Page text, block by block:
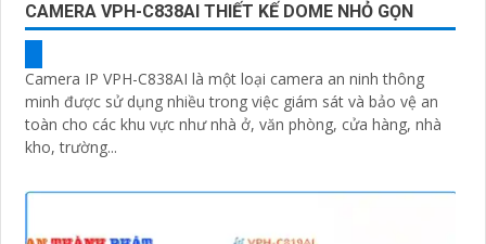
CAMERA VPH-C838AI THIẾT KẾ DOME NHỎ GỌN
Camera IP VPH-C838AI là một loại camera an ninh thông
minh được sử dụng nhiều trong việc giám sát và bảo vệ an
toàn cho các khu vực như nhà ở, văn phòng, cửa hàng, nhà
kho, trường...